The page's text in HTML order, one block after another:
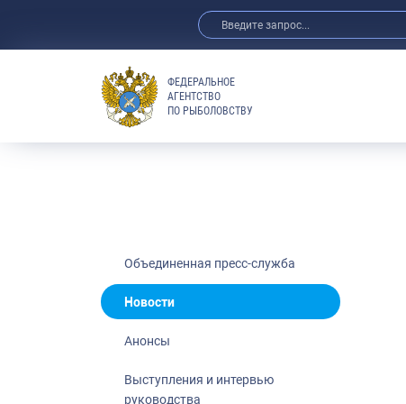
Анонсы
Отраслевые
Выставки и
Рыбоохрана
ФЕДЕРАЛЬНОЕ
АГЕНТСТВО
ПО РЫБОЛОВСТВУ
Объединенная пресс-служба
Новости
Анонсы
Выступления и интервью
руководства